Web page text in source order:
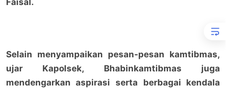
Selain menyampaikan pesan-pesan kamtibmas,
ujar Kapolsek, Bhabinkamtibmas juga
mendengarkan aspirasi serta berbagai kendala